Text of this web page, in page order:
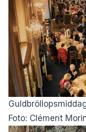
Foto: Clément